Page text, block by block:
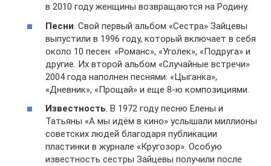
в 2010 году женщины возвращаются на Родину.
Песни . Свой первый альбом «Сестра» Зайцевы
выпустили в 1996 году, который включает в себя
около 10 песен: «Романс», «Уголек», «Подруга» и
другие. Их второй альбом «Случайные встречи»
2004 года наполнен песнями: «Цыганка»,
«Дневник», «Прощай» и еще 8-ю композициями.
Известность. В 1972 году песню Елены и
Татьяны «А мы идём в кино» услышали миллионы
советских людей благодаря публикации
пластинки в журнале «Кругозор». Особую
известность сестры Зайцевы получили после